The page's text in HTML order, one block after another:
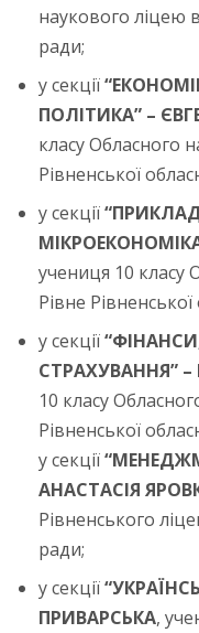
наукового ліцею
ради;
у секції
ПОЛІТИКА” –
класу Обласного
Рівненської
у секції
учениця 10 класу
Рівне
у секції
СТРАХУВАННЯ”
10 класу
Рівненської
у секції
АНАСТАСІЯ
Рівненського
ради;
у секції
ПРИВАРСЬКА,